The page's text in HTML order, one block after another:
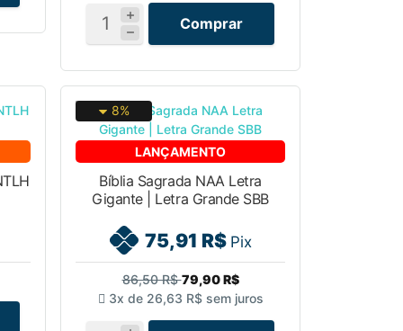
Comprar
LANÇAMENTO
8%
Bíblia Sagrada NAA Letra
Gigante | Letra Grande SBB
75,91 R$ Pix
86,50 R$79,90 R$
3x de 26,63 R$ sem juros